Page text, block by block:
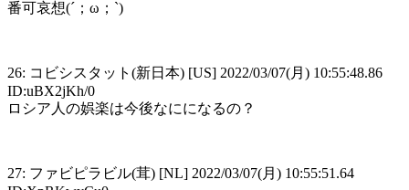
番可哀想(´；ω；`)
26: コビシスタット(新日本) [US] 2022/03/07(月) 10:55:48.86
ID:uBX2jKh/0
ロシア人の娯楽は今後なにになるの？
27: ファビピラビル(茸) [NL] 2022/03/07(月) 10:55:51.64